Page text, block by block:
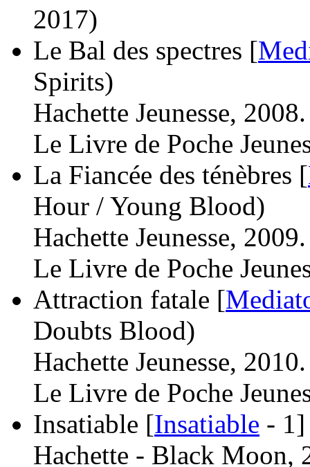
2017)
Le Bal des spectres [
Spirits)
Hachette Jeunesse, 2008.
Le Livre de Poche
La Fiancée des ténèbres [
Hour / Young Blood)
Hachette Jeunesse, 2009.
Le Livre de Poche
Attraction fatale [
Doubts Blood)
Hachette Jeunesse, 2010.
Le Livre de Poche
Insatiable [Insatiable - 1]
Hachette - Black Moon,